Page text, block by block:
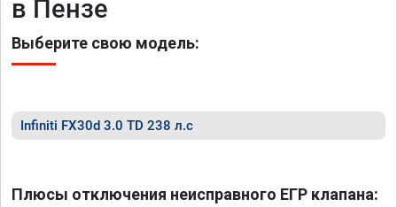
в Пензе
Выберите свою модель:
Infiniti FX30d 3.0 TD 238 л.с
Плюсы отключения неисправного ЕГР клапана: